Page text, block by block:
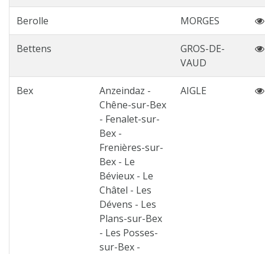
Berolle MORGES
Bettens
GROS-DE-
VAUD
Bex
Anzeindaz -
Chêne-sur-Bex
- Fenalet-sur-
Bex -
Frenières-sur-
Bex - Le
Bévieux - Le
Châtel - Les
Dévens - Les
Plans-sur-Bex
- Les Posses-
sur-Bex -
AIGLE